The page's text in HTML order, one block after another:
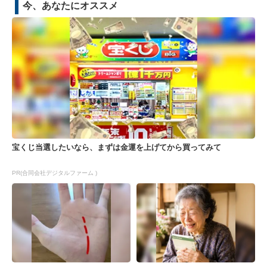
今、あなたにオススメ
宝くじ当選したいなら、まずは金運を上げてから買ってみて
PR(合同会社デジタルファーム )